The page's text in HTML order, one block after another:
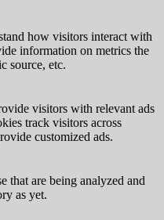
how visitors interact with
information on metrics the
source, etc.
visitors with relevant ads
track visitors across
customized ads.
that are being analyzed and
as yet.